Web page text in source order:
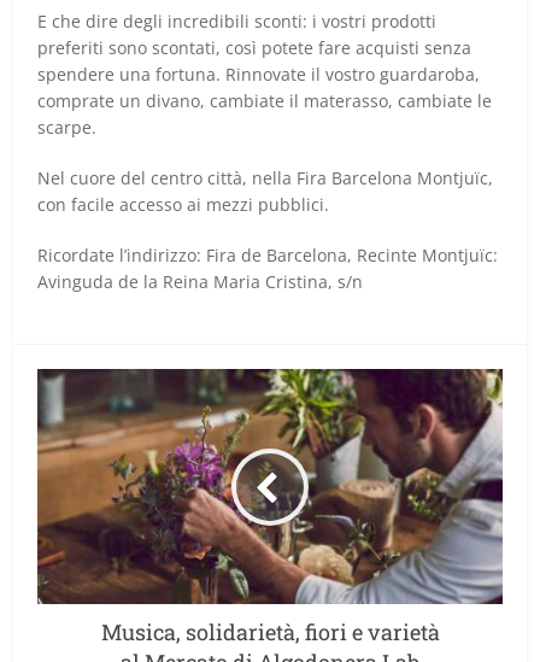
E che dire degli incredibili sconti: i vostri prodotti
preferiti sono scontati, così potete fare acquisti senza
spendere una fortuna. Rinnovate il vostro guardaroba,
comprate un divano, cambiate il materasso, cambiate le
scarpe.
Nel cuore del centro città, nella Fira Barcelona Montjuïc,
con facile accesso ai mezzi pubblici.
Ricordate l’indirizzo: Fira de Barcelona, Recinte Montjuïc:
Avinguda de la Reina Maria Cristina, s/n
Musica, solidarietà, fiori e varietà